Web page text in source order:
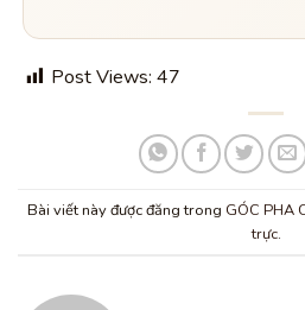
Post Views: 47
Bài viết này được đăng trong GÓC PHA
trực.